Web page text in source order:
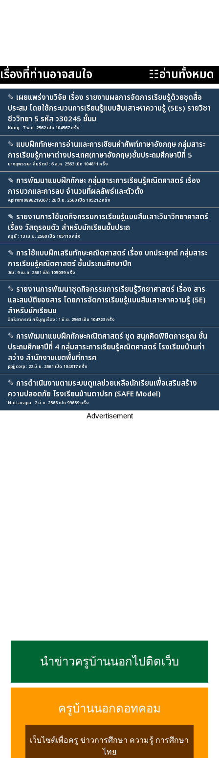
เรื่องที่ท่านอาจสนใจ ☷อ่านทั้งหมด
✎ เผยแพร่งานวิจัย เรื่อง รายงานผลการจัดการเรียนรู้ด้วยชุดสื่อ
ประสม โดยใช้กระบวนการเรียนรู้แบบสืบเสาะหาความรู้ (5Es) รายวิชา
ชีววิทยา 5 รหัส ว30245 ชั้นม
Kung : 7 พ.ค. 2562 เปิด 104567 ครั้ง
✎ แบบฝึกทักษะการอ่านและการเขียนคำศัพท์ภาษาอังกฤษ กลุ่มสาระ
การเรียนรู้ภาษาต่างประเทศ(ภาษาอังกฤษ)ชั้นประถมศึกษาปีที่ 5
นางสุพรรษา ลิ้มรัตน์ : 6 ส.ค. 2563 เปิด 104811 ครั้ง
✎ การพัฒนาแบบฝึกทักษะ กลุ่มสาระการเรียนรู้คณิตศาสตร์ เรื่อง
การบวกและการลบ จำนวนที่ผลลัพธ์และตัวตั้ง
Apirom0896219367 : 26 มิ.ย. 2560 เปิด 105212 ครั้ง
✎ รายงานการใช้ชุดกิจกรรมการเรียนรู้แบบสืบเสาะวิชาวิทยาศาสตร์
เรื่อง วัสดุรอบตัว สำหรับนักเรียนชั้นประถ
ครูนี : 13 เม.ย. 2560 เปิด 105110 ครั้ง
✎ การใช้แบบฝึกเสริมทักษะคณิตศาสตร์ เรื่อง บทประยุกต์ กลุ่มสาระ
การเรียนรู้คณิตศาสตร์ ชั้นประถมศึกษาปีท
วัฒ : 9 เม.ย. 2561 เปิด 105039 ครั้ง
✎ รายงานการพัฒนาชุดกิจกรรมการเรียนรู้วิทยาศาสตร์ เรื่อง สาร
และสมบัติของสาร โดยการจัดการเรียนรู้แบบสืบเสาะหาความรู้ (5E)
สำหรับนักเรียนช
อิสริยาภรณ์ ศรีบุญเรือง : 1 มิ.ย. 2563 เปิด 104723 ครั้ง
✎ การพัฒนาแบบฝึกทักษะคณิตศาสตร์ ชุด สนุกคิดพิชิตการคูณ ชั้น
ประถมศึกษาปีที่ 4 กลุ่มสาระการเรียนรู้คณิตศาสตร์ โรงเรียนบ้านท่า
สว่าง สำนักงานเขตพื้นที่การศ
ppjjcorp : 22 มิ.ย. 2561 เปิด 104817 ครั้ง
✎ การดำเนินงานตามระบบดูแลช่วยเหลือนักเรียนเพื่อเสริมสร้าง
ความปลอดภัย โรงเรียนบ้านตาปรก (SAFE Model)
์Nattarapa : 2 มี.ค. 2568 เปิด 99659 ครั้ง
Advertisement
นำข่าวครูบ้านนอกไปติดเว็บ
ครูบ้านนอกดอทคอม
เว็บไซต์เพื่อครู ข่าวการศึกษา ความรู้ การศึกษา
ไทย